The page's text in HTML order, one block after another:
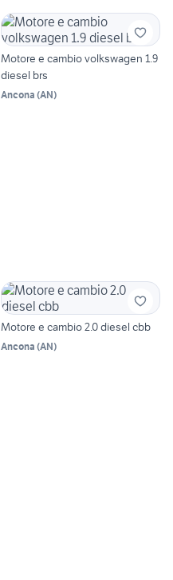
Motore e cambio volkswagen 1.9
diesel brs
Ancona (AN)
Motore e cambio 2.0 diesel cbb
Ancona (AN)